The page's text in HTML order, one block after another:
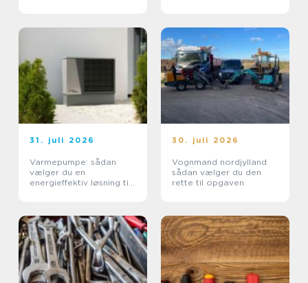
31. juli 2026
Varmepumpe: sådan
vælger du en
energieffektiv løsning til
30. juli 2026
Vognmand nordjylland
sådan vælger du den
rette til opgaven